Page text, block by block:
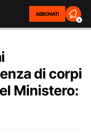
ABBONATI
2
di corpi
Ministero: